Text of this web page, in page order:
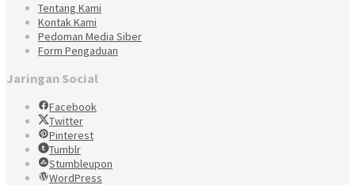
Tentang Kami
Kontak Kami
Pedoman Media Siber
Form Pengaduan
Jaringan Social
Facebook
Twitter
Pinterest
Tumblr
Stumbleupon
WordPress